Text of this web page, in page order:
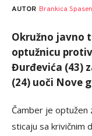
AUTOR Brankica
Okružno javno
optužnicu
Đurđevića (43)
(24) uoči Nove
Čamber je optužen
sticaju sa krivičnim